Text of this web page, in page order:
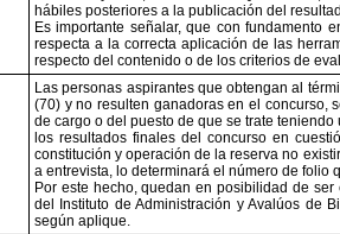
hábiles posteriores a la publicación del
Es importante señalar, que con fundamento
respecta a la correcta aplicación de las
respecto del contenido o de los criterios de
Las personas aspirantes que obtengan al
(70) y no resulten ganadoras en el concurso,
de cargo o del puesto de que se trate
los resultados finales del concurso en
constitución y operación de la reserva no
a entrevista, lo determinará el número de folio
Por este hecho, quedan en posibilidad de
del Instituto de Administración y Avalúos de
según aplique.